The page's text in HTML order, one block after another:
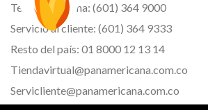
Teléfono oficina: (601) 364 9000
Servicio al cliente: (601) 364 9333
Resto del país: 01 8000 12 13 14
Tiendavirtual@panamericana.com.co
Servicliente@panamericana.com.co